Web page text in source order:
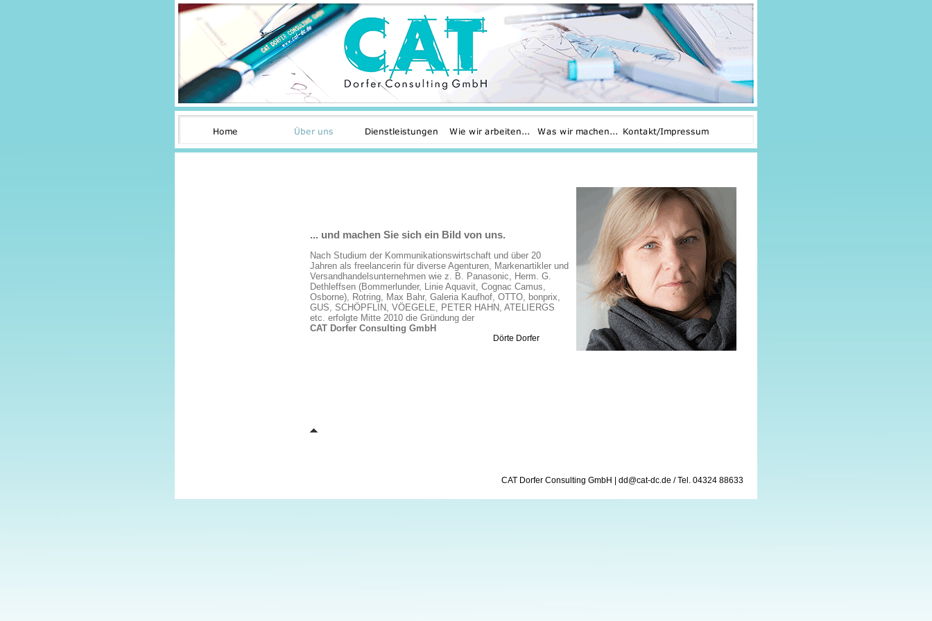
... und machen Sie sich ein Bild von uns.
Nach Studium der Kommunikationswirtschaft und über 20
Jahren als freelancerin für diverse Agenturen, Markenartikler und
Versandhandelsunternehmen wie z. B. Panasonic, Herm. G.
Dethleffsen (Bommerlunder, Linie Aquavit, Cognac Camus,
Osborne), Rotring, Max Bahr, Galeria Kaufhof, OTTO, bonprix,
GUS, SCHÖPFLIN, VÖEGELE, PETER HAHN, ATELIERGS
etc. erfolgte Mitte 2010 die Gründung der
CAT Dorfer Consulting GmbH
Dörte Dorfer
CAT Dorfer Consulting GmbH dd@cat-dc.de / Tel. 04324 88633